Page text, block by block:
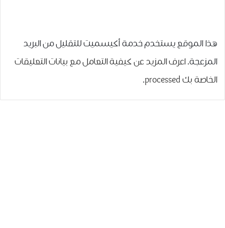
هذا الموقع يستخدم خدمة أكيسميت للتقليل من البريد
المزعجة.اعرف المزيد عن كيفية التعامل مع بيانات التعليقات
الخاصة بك processed
.